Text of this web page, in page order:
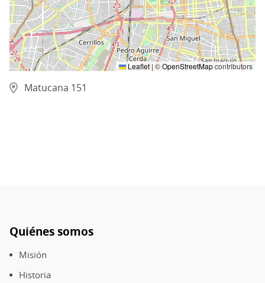
Leaflet |©OpenStreetMapcontributors
Matucana 151
Pie
de
página
Quiénes somos
Misión
Historia